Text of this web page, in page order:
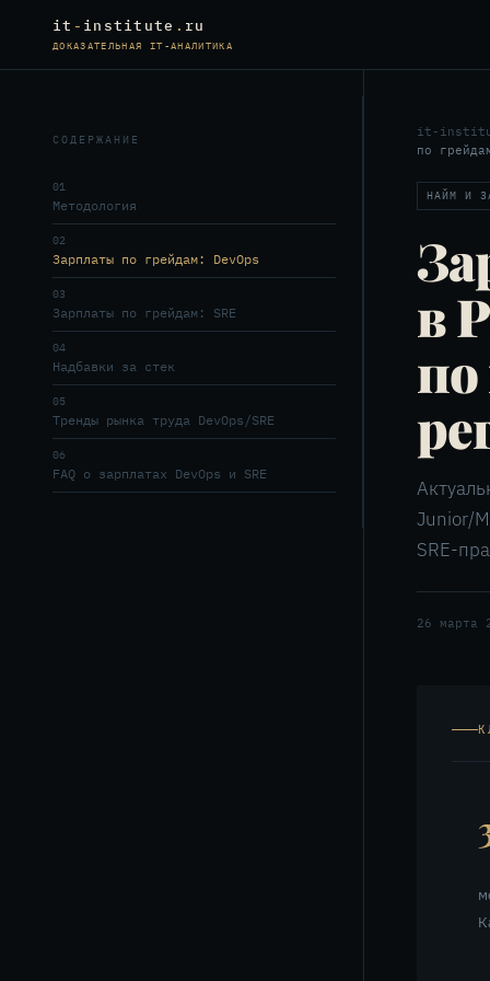
it - institute . ru
ДОКАЗАТЕЛЬНАЯ IT-АНАЛИТИКА
СОДЕРЖАНИЕ
01
Методология
02
Зарплаты по грейдам: DevOps
03
Зарплаты по грейдам: SRE
04
Надбавки за стек
05
Тренды рынка труда DevOps/SRE
06
FAQ о зарплатах DevOps и SRE
it-
по
НАЙМ И
в
по
Junior/
SRE-
26 марта